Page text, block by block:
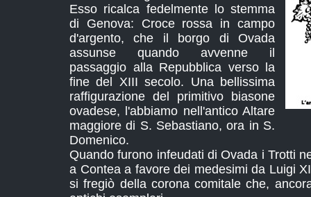
Esso ricalca fedelmente lo stemma
di Genova: Croce rossa in campo
d'argento, che il borgo di Ovada
assunse quando avvenne il
passaggio alla Repubblica verso la
fine del XIII secolo. Una bellissima
raffigurazione del primitivo biasone
ovadese, l'abbiamo nell'antico Altare
maggiore di S. Sebastiano, ora in S.
Domenico.
Quando furono infeudati di Ovada i Trotti
a Contea a favore dei medesimi da Luigi
si fregiò della corona comitale che,